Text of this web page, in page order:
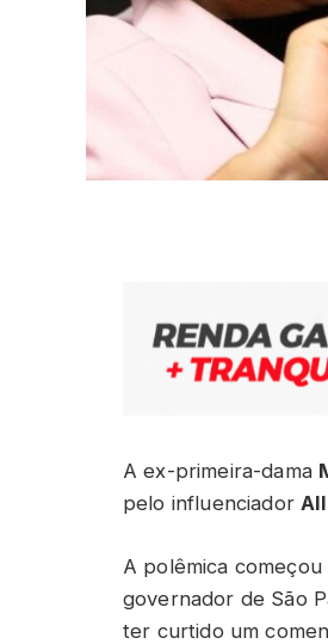
A ex-primeira-dama
pelo influenciador
A polêmica
governador de São
ter curtido um